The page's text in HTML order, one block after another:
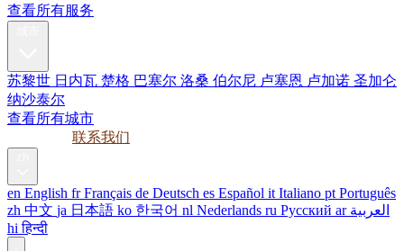
查看所有服务
苏黎世 日内瓦 楚格 巴塞尔 洛桑 伯尔尼 卢塞恩 卢加诺 圣加仑
纳沙泰尔
查看所有城市
联系我们
en English fr Français de Deutsch es Español it Italiano pt Português
zh 中文 ja 日本語 ko 한국어 nl Nederlands ru Русский ar العربية
hi हिन्दी